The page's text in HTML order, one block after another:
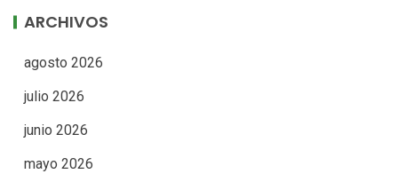
ARCHIVOS
agosto 2026
julio 2026
junio 2026
mayo 2026